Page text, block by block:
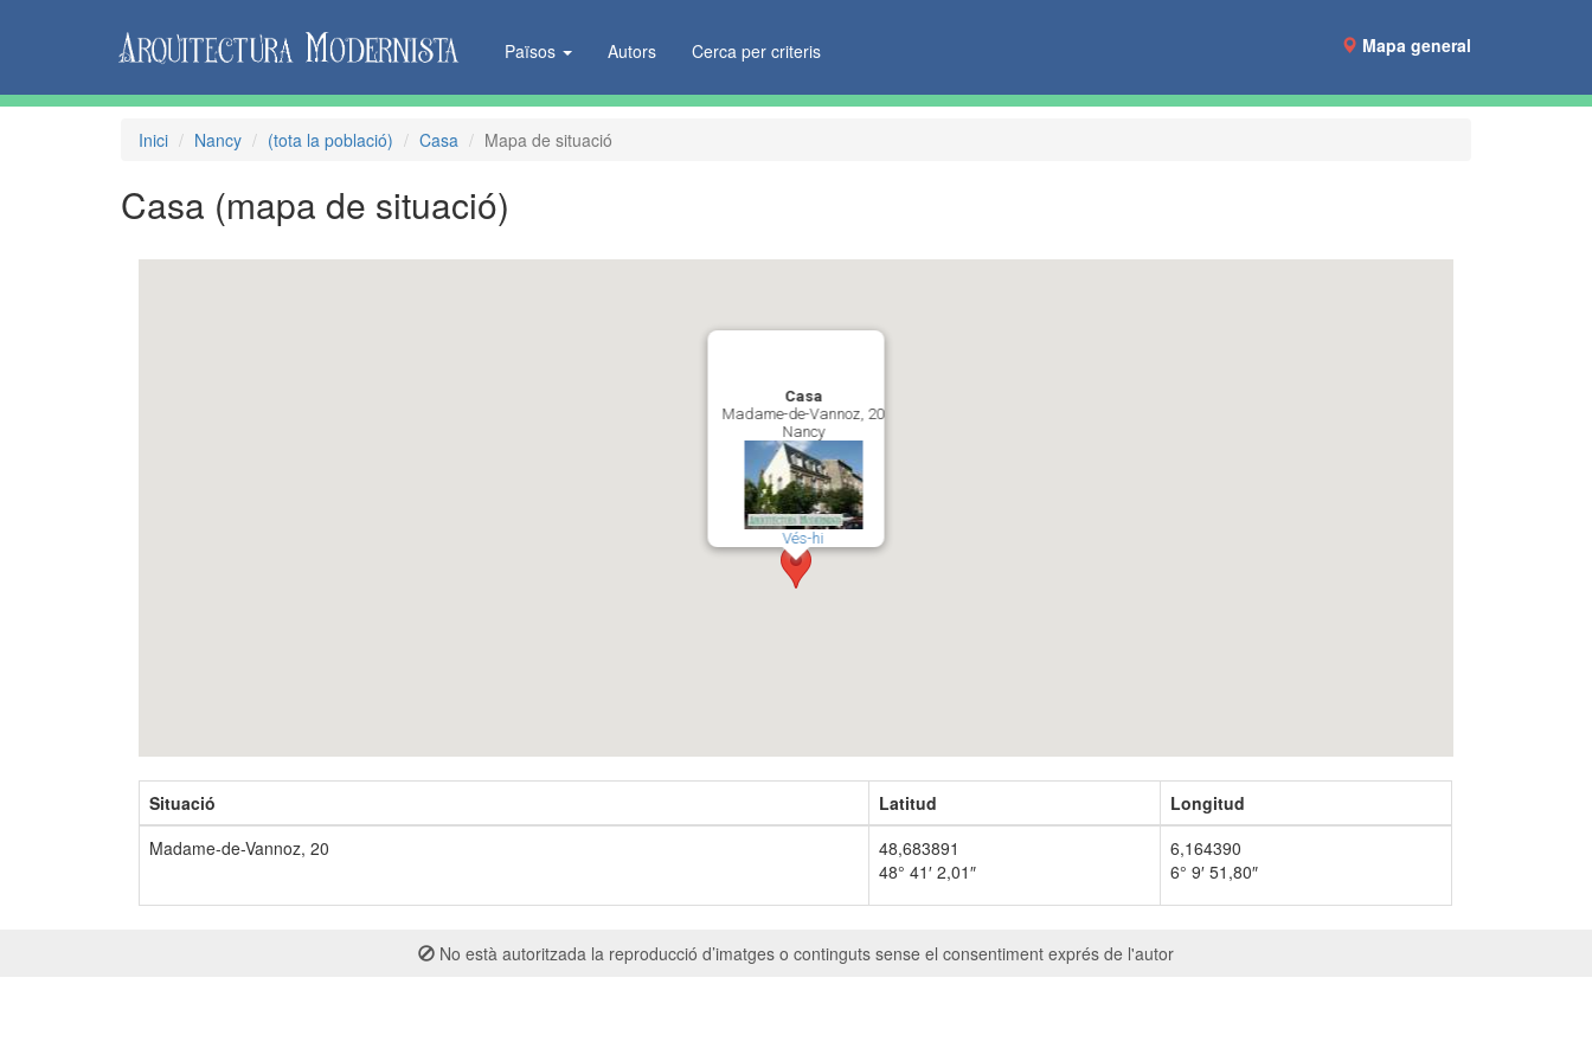
Països Autors Cerca per criteris Mapa general
Inici Nancy (tota la població) Casa Mapa de situació
Casa (mapa de situació)
Casa
Madame-de-Vannoz, 20
Nancy
Vés-hi
Situació Latitud
Longitud
Madame-de-Vannoz, 20
48,683891
48° 41′ 2,01″
6,164390
6° 9′ 51,80″
No està autoritzada la reproducció d’imatges o continguts sense el consentiment exprés de l'autor